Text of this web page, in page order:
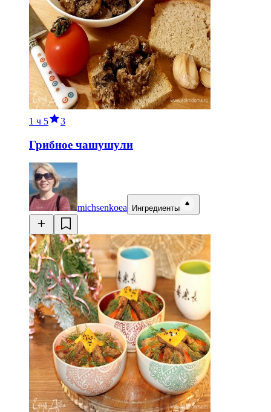
1 ч 5 3
Грибное чашушули
michsenkoea Ингредиенты